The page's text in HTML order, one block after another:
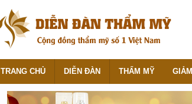
TRANG CHỦ DIỄN ĐÀN THẨM MỸ